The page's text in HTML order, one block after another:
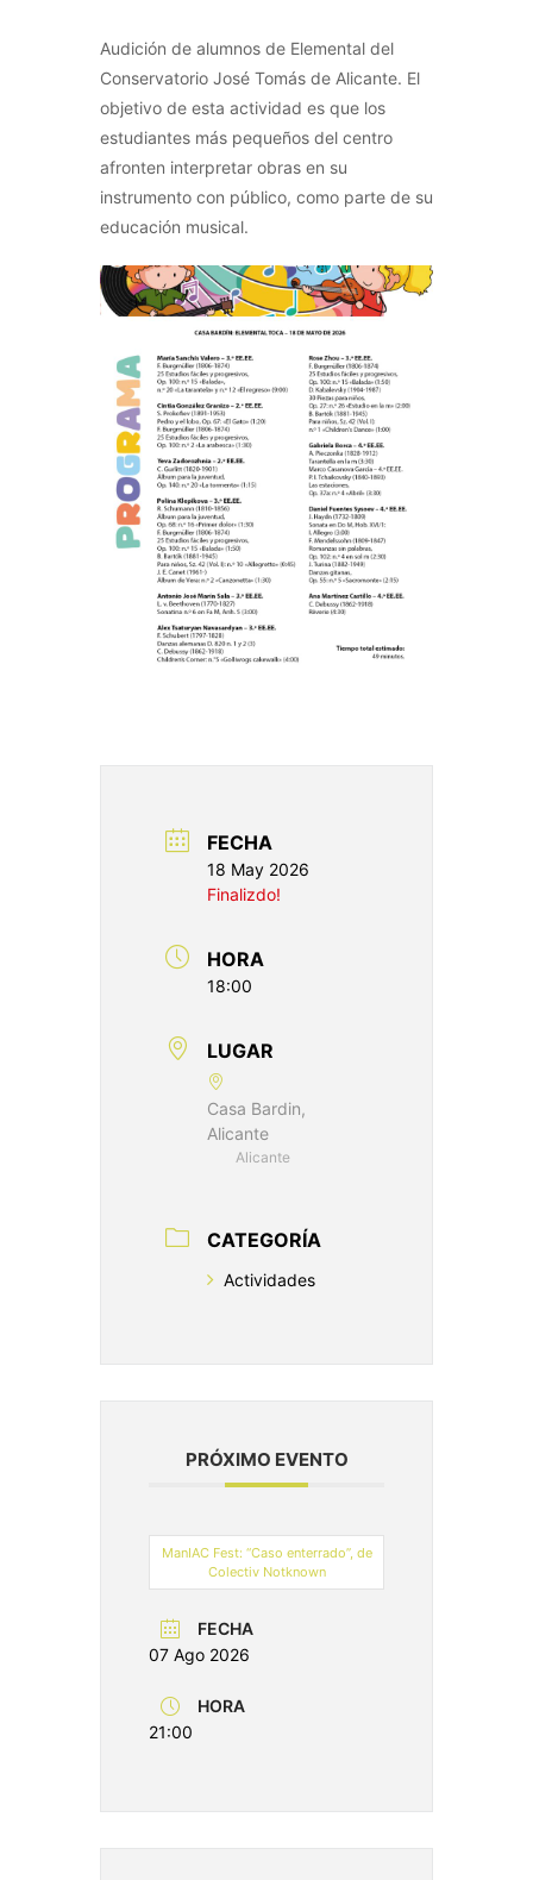
Audición de alumnos de Elemental del
Conservatorio José Tomás de Alicante. El
objetivo de esta actividad es que los
estudiantes más pequeños del centro
afronten interpretar obras en su
instrumento con público, como parte de su
educación musical.
FECHA
18 May 2026
Finalizdo!
HORA
18:00
LUGAR
Casa Bardin,
Alicante
Alicante
CATEGORÍA
Actividades
PRÓXIMO EVENTO
ManIAC Fest: “Caso enterrado”, de
Colectiv Notknown
FECHA
07 Ago 2026
HORA
21:00